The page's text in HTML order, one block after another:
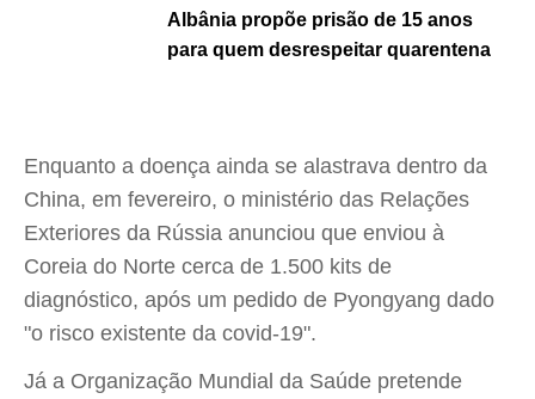
Albânia propõe prisão de 15 anos
para quem desrespeitar quarentena
Enquanto a doença ainda se alastrava dentro da
China, em fevereiro, o ministério das Relações
Exteriores da Rússia anunciou que enviou à
Coreia do Norte cerca de 1.500 kits de
diagnóstico, após um pedido de Pyongyang dado
"o risco existente da covid-19".
Já a Organização Mundial da Saúde pretende